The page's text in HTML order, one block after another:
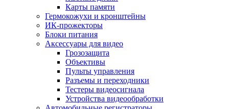
Карты памяти
Гермокожухи и кронштейны
ИК-прожекторы
Блоки питания
Аксессуары для видео
Грозозащита
Объективы
Пульты управления
Разъемы и переходники
Тестеры видеосигнала
Устройства видеообработки